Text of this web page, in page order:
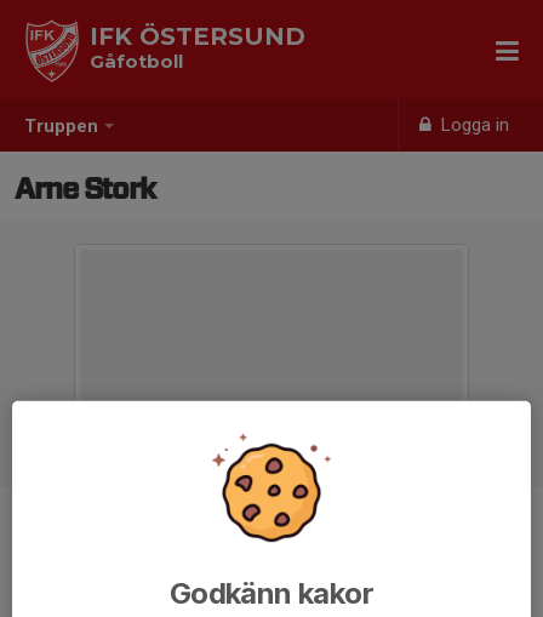
Truppen Logga in
IFK ÖSTERSUND
Gåfotboll
Arne Stork
Godkänn kakor